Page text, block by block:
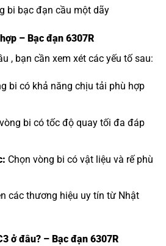
bi bạc đạn cầu một dãy
– Bạc đạn 6307R
, bạn cần xem xét các yếu tố sau:
bi có khả năng chịu tải phù hợp
bi có tốc độ quay tối đa đáp
Chọn vòng bi có vật liệu và rế phù
các thương hiệu uy tín từ Nhật
ở đâu? – Bạc đạn 6307R